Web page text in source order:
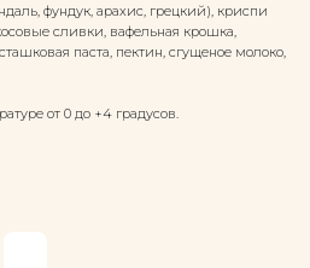
фундук, арахис, грецкий), криспи
сливки, вафельная крошка,
паста, пектин, сгущеное молоко,
от 0 до +4 градусов.